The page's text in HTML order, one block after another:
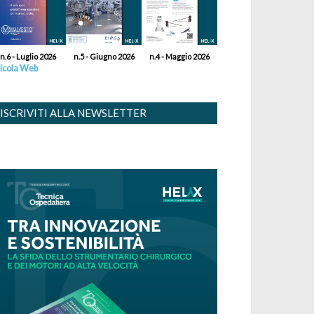
n.6 - Luglio 2026 n.5 - Giugno 2026 n.4 - Maggio 2026
Web
ISCRIVITI ALLA NEWSLETTER